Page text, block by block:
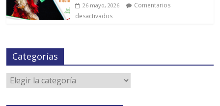
26 mayo, 2026
Comentarios
desactivados
Categorías